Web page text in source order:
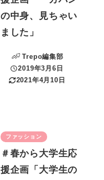
の中身、見ちゃい
ました」
Trepo編集部
投稿日
2019年3月6日
更新日
2021年4月10日
ファッション
＃春から大学生応
援企画「大学生の